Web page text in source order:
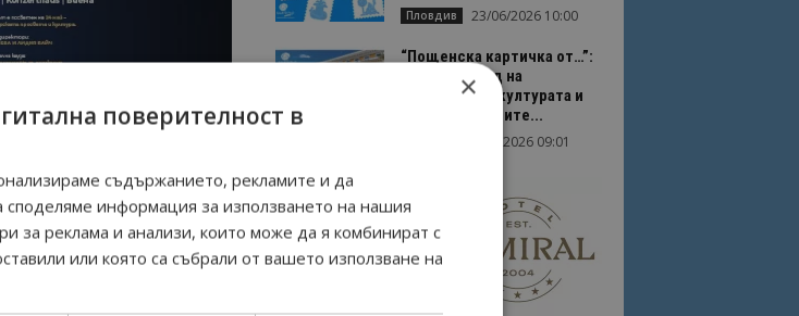
култура и музика“ във Виена
цигуларка Лидия
от световноизвестния хор
Пловдив 23/06/2026 10:00
“Пощенска картичка от…”:
Перник – град на
традициите, културата и
вдъхновяващите...
17/06/2026 09:01
×
поверителност в
съдържанието, рекламите и да
информация за използването на нашия
за реклама и анализи, които може да я комбинират с
или която са събрали от вашето използване на